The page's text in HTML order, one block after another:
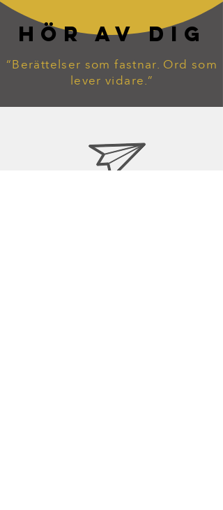
HÖR AV DIG
“Berättelser som fastnar. Ord som
lever vidare.”